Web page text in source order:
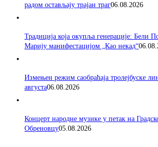
радом остављају трајан траг06.08.2026
Традиција која окупља генерације: Бели
Марију манифестацијом „Као некад“
Измењен режим саобраћаја тролејбуске
августа06.08.2026
Концерт народне музике у петак на
Обреновцу05.08.2026